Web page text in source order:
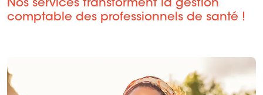
Nos services transforment la gestion
comptable des professionnels de santé !